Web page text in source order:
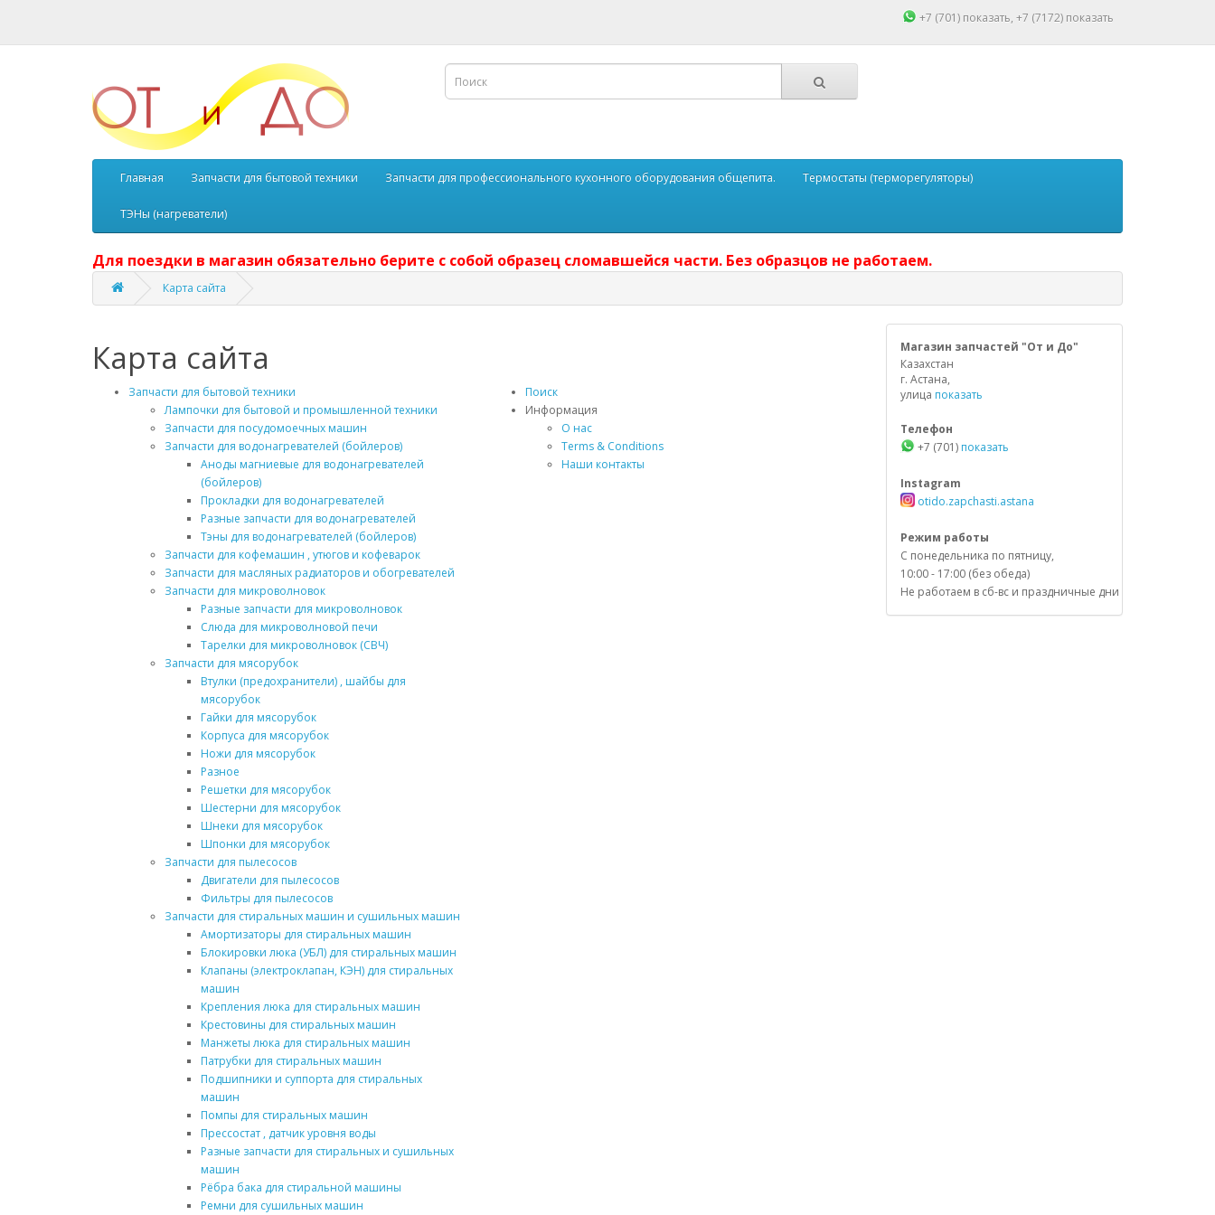
+7 (701) показать, +7 (7172) показать
Главная Запчасти для бытовой техники Запчасти для профессионального кухонного оборудования общепита. Термостаты (терморегуляторы)
ТЭНы (нагреватели)
Для поездки в магазин обязательно берите с собой образец сломавшейся части. Без образцов не работаем.
Карта сайта
Карта сайта
Запчасти для бытовой техники
Лампочки для бытовой и промышленной техники
Запчасти для посудомоечных машин
Запчасти для водонагревателей (бойлеров)
Аноды магниевые для водонагревателей
(бойлеров)
Прокладки для водонагревателей
Разные запчасти для водонагревателей
Тэны для водонагревателей (бойлеров)
Запчасти для кофемашин , утюгов и кофеварок
Запчасти для масляных радиаторов и обогревателей
Запчасти для микроволновок
Разные запчасти для микроволновок
Слюда для микроволновой печи
Тарелки для микроволновок (СВЧ)
Запчасти для мясорубок
Втулки (предохранители) , шайбы для
мясорубок
Гайки для мясорубок
Корпуса для мясорубок
Ножи для мясорубок
Разное
Решетки для мясорубок
Шестерни для мясорубок
Шнеки для мясорубок
Шпонки для мясорубок
Запчасти для пылесосов
Двигатели для пылесосов
Фильтры для пылесосов
Запчасти для стиральных машин и сушильных машин
Амортизаторы для стиральных машин
Блокировки люка (УБЛ) для стиральных машин
Клапаны (электроклапан, КЭН) для стиральных
машин
Крепления люка для стиральных машин
Крестовины для стиральных машин
Манжеты люка для стиральных машин
Патрубки для стиральных машин
Подшипники и суппорта для стиральных
машин
Помпы для стиральных машин
Прессостат , датчик уровня воды
Разные запчасти для стиральных и сушильных
машин
Рёбра бака для стиральной машины
Ремни для сушильных машин
Поиск
Информация
О нас
Terms & Conditions
Наши контакты
Магазин запчастей "От и До"
Казахстан
г. Астана,
улица показать
Телефон
+7 (701) показать
Instagram
otido.zapchasti.astana
Режим работы
С понедельника по пятницу,
10:00 - 17:00 (без обеда)
Не работаем в сб-вс и праздничные дни